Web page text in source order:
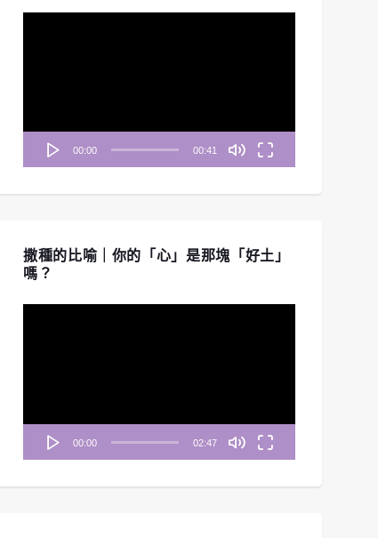
00:00 00:41
撒種的比喻｜你的「心」是那塊「好土」
嗎？
00:00 02:47